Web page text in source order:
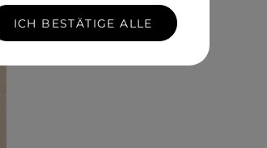
ICH BESTÄTIGE ALLE